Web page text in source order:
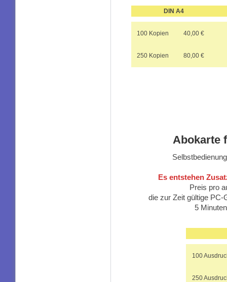
DIN A4
100 Kopien 40,00 €
250 Kopien 80,00 €
Abokarte
Es entstehen
Preis pro
die zur Zeit gültige PC-
5
100
250